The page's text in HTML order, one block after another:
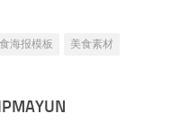
海报模板 美食素材